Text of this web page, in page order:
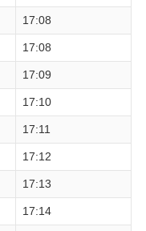
17:08
17:08
17:09
17:10
17:11
17:12
17:13
17:14